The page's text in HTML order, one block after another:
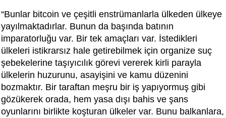
“Bunlar bitcoin ve çeşitli enstrümanlarla ülkeden ülkeye
yayılmaktadırlar. Bunun da başında batının
imparatorluğu var. Bir tek amaçları var. İstedikleri
ülkeleri istikrarsız hale getirebilmek için organize suç
şebekelerine taşıyıcılık görevi vererek kirli parayla
ülkelerin huzurunu, asayişini ve kamu düzenini
bozmaktır. Bir taraftan meşru bir iş yapıyormuş gibi
gözükerek orada, hem yasa dışı bahis ve şans
oyunlarını birlikte koşturan ülkeler var. Bunu balkanlara,